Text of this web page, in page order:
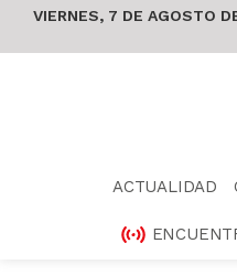
VIERNES, 7 DE AGOSTO
ACTUALIDAD